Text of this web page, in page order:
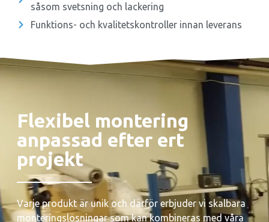
såsom svetsning och lackering
Funktions- och kvalitetskontroller innan leverans
Flexibel montering
anpassad efter ert
projekt
Varje produkt är unik och därför erbjuder vi skalbara
monteringslösningar som kan kombineras med våra